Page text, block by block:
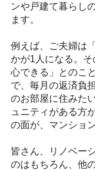
ンや戸建て暮らし
ます。
例えば、ご夫婦は
かが1人になる。
心できる」とのこ
で、毎月の返済負
のお部屋に住みた
ュニティがある方
の面が、マンショ
皆さん、リノベー
のはもちろん、他